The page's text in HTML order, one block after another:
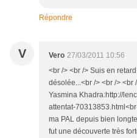
Répondre
V Vero 27/03/2011 10:56
<br /> <br /> Suis en
désolée...<br /> <br /> <br
Yasmina Khadra:http://
attentat-
ma PAL depuis bien
fut une découverte très